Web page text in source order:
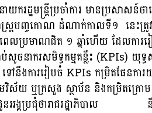
ាយករដ្ឋមន្ត្រីប្រចាំការ មានប្រសាសន៍
ាស្ត្របញ្ចកោណ ដំណាក់កាលទី១ នេះត្
េលប្រមាណជិត ១ ឆ្នាំហើយ ដែលការ
ាប់សូចនាករសមិទ្ធកម្មគន្លឹះ (KPIs) យុ
ការរៀបចំ KPIs កម្រិតផែនការយុ
មវិស័យ ឬក្រសួង ស្ថាប័ន និងកម្រិតក្រោ
ាក់ជូនអង្គប្រជុំថារាជរដ្ឋាភិបាល